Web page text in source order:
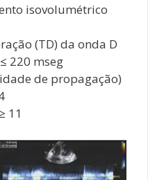
isovolumétrico
(TD) da onda D
220 mseg
de propagação)
11